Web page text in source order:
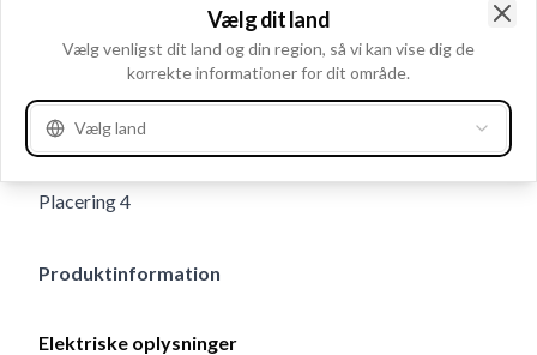
Remskiveafstand 38.00, D+ Position 20, Kontrol
diyotlari PL87, Blæser IF, Radius 2 95.80, B+ M8x1.25,
Rotation CR, Størrelse Holdearmshul 1 10.50, Terminal
type L, Bredde - holdearm 14.00, D+ størrelse Stik,
Placering 4
Produktinformation
Elektriske oplysninger
Vælg dit land
Vælg venligst dit land og din region, så vi kan vise dig de
korrekte informationer for dit område.
Vælg land